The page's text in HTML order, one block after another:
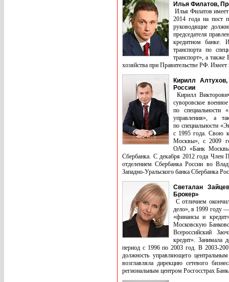
Илья Филатов,
Илья Филатов
2014 года на пост
руководящие
председателя
кредитном банке.
транспорта по
транспорт», а
хозяйства при Правительстве РФ.
Кирилл
России
Кирилл
суворовское
по специальности
управления», а
по специальности
с 1995 года. Свою
Москвы», с 2009
ОАО «Банк
Сбербанка. С декабря 2012 года Член
отделением Сбербанка России во
Западно-Уральского банка Сбербанка­
Светалан
Брокер»
С отличием
дело», в 1999 году —
«финансы и
Московскую
Всероссийский
кредит». Занимала
период с 1996 по 2003 год. В 2003-
должность управляющего
возглавляла дирекцию сетевого
региональным центром Росгосстрах